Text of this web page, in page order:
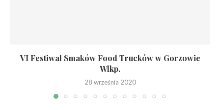
VI Festiwal Smaków Food Trucków w Gorzowie
Wlkp.
28 września 2020